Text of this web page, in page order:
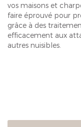
vos maisons et
faire éprouvé pour
grâce à des
efficacement aux
autres nuisibles.